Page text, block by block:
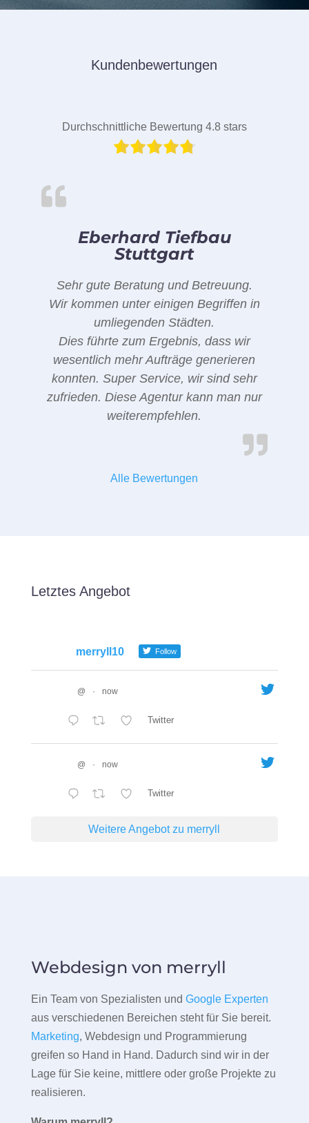
Kundenbewertungen
Durchschnittliche Bewertung 4.8 stars
Eberhard Tiefbau
Stuttgart
Sehr gute Beratung und Betreuung.
Wir kommen unter einigen Begriffen in
umliegenden Städten.
Dies führte zum Ergebnis, dass wir
wesentlich mehr Aufträge generieren
konnten. Super Service, wir sind sehr
zufrieden. Diese Agentur kann man nur
weiterempfehlen.
Alle Bewertungen
Letztes Angebot
merryll10 Follow
@ · now
Twitter
@ · now
Twitter
Weitere Angebot zu merryll
Webdesign von merryll
Ein Team von Spezialisten und Google Experten
aus verschiedenen Bereichen steht für Sie bereit.
Marketing, Webdesign und Programmierung
greifen so Hand in Hand. Dadurch sind wir in der
Lage für Sie keine, mittlere oder große Projekte zu
realisieren.